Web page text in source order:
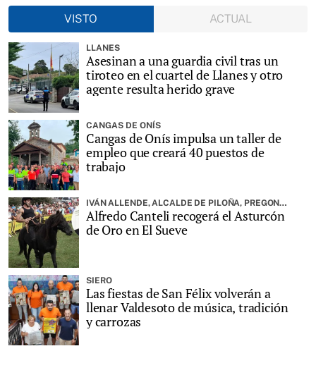
VISTO
ACTUAL
LLANES
Asesinan a una guardia civil tras un
tiroteo en el cuartel de Llanes y otro
agente resulta herido grave
CANGAS DE ONÍS
Cangas de Onís impulsa un taller de
empleo que creará 40 puestos de
trabajo
IVÁN ALLENDE, ALCALDE DE PILOÑA, PREGONARÁ LA FIESTA
Alfredo Canteli recogerá el Asturcón
de Oro en El Sueve
SIERO
Las fiestas de San Félix volverán a
llenar Valdesoto de música, tradición
y carrozas